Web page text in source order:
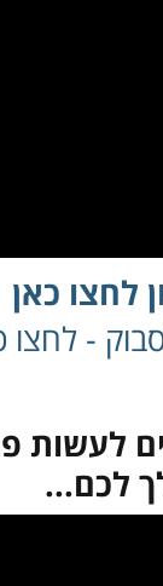
לחצו כאן
- לחצו
לעשות
לכם...